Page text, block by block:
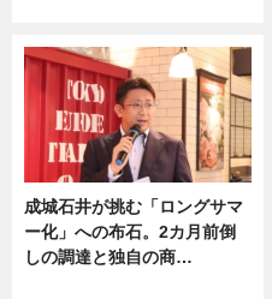
成城石井が挑む「ロングサマ
ー化」への布石。2カ月前倒
しの調達と独自の商…